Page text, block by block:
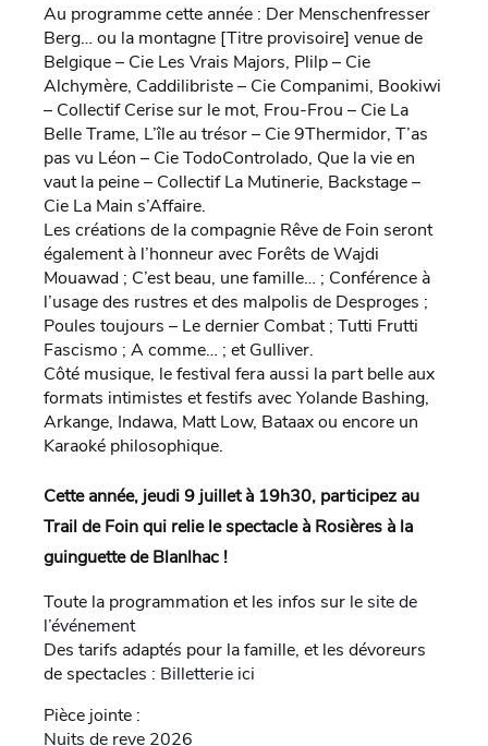
Au programme cette année : Der Menschenfresser
Berg… ou la montagne [Titre provisoire] venue de
Belgique – Cie Les Vrais Majors, Plilp – Cie
Alchymère, Caddilibriste – Cie Companimi, Bookiwi
– Collectif Cerise sur le mot, Frou-Frou – Cie La
Belle Trame, L’île au trésor – Cie 9Thermidor, T’as
pas vu Léon – Cie TodoControlado, Que la vie en
vaut la peine – Collectif La Mutinerie, Backstage –
Cie La Main s’Affaire.
Les créations de la compagnie Rêve de Foin seront
également à l’honneur avec Forêts de Wajdi
Mouawad ; C’est beau, une famille… ; Conférence à
l’usage des rustres et des malpolis de Desproges ;
Poules toujours – Le dernier Combat ; Tutti Frutti
Fascismo ; A comme… ; et Gulliver.
Côté musique, le festival fera aussi la part belle aux
formats intimistes et festifs avec Yolande Bashing,
Arkange, Indawa, Matt Low, Bataax ou encore un
Karaoké philosophique.
Cette année, jeudi 9 juillet à 19h30, participez au
Trail de Foin qui relie le spectacle à Rosières à la
guinguette de Blanlhac !
Toute la programmation et les infos sur le site de
l’événement
Des tarifs adaptés pour la famille, et les dévoreurs
de spectacles : Billetterie ici
Pièce jointe :
Nuits de reve 2026